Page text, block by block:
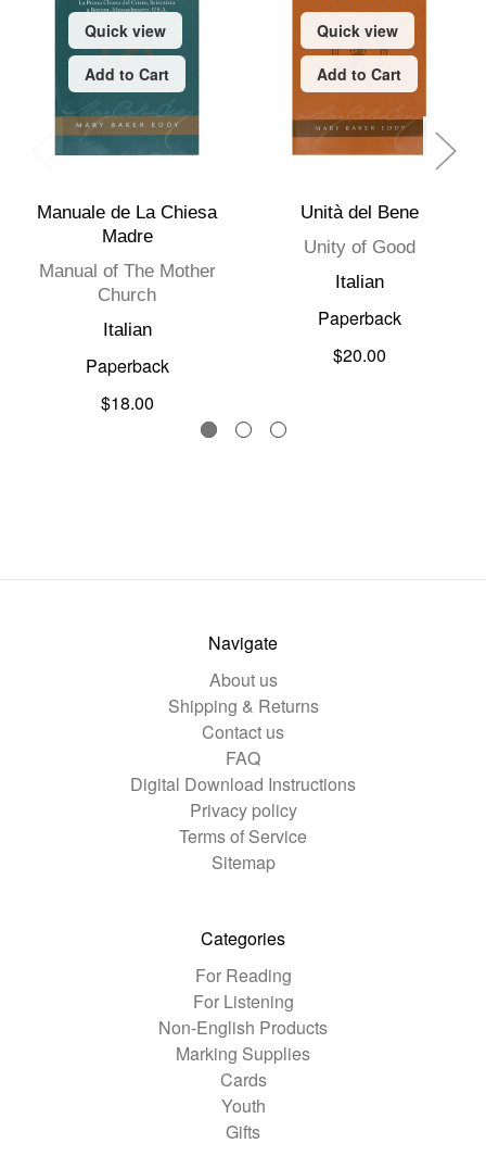
Quick view
Add to Cart
Manuale de La Chiesa
Madre
Manual of The Mother
Church
Italian
Paperback
$18.00
Quick view
Add to Cart
Unità del Bene
Unity of Good
Italian
Paperback
$20.00
Navigate
About us
Shipping & Returns
Contact us
FAQ
Digital Download Instructions
Privacy policy
Terms of Service
Sitemap
Categories
For Reading
For Listening
Non-English Products
Marking Supplies
Cards
Youth
Gifts